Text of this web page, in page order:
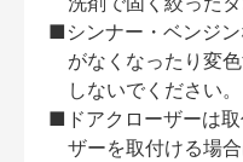
■シンナー・ベンジ
がなくなったり変
しないでください。
■ドアクローザーは
ザーを取付ける場